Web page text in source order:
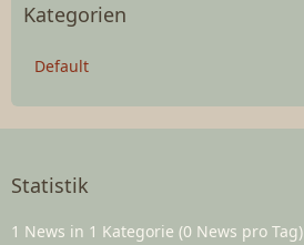
Kategorien
Default
Statistik
1 News in 1 Kategorie (0 News pro Tag)